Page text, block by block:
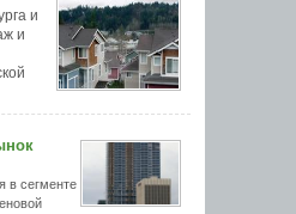
и
и
в сегменте